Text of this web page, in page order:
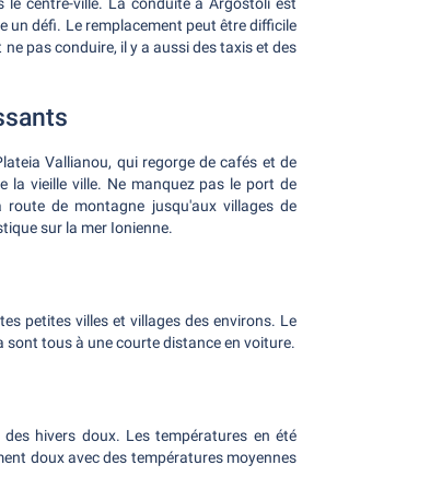
un défi. Le remplacement peut être difficile
pas conduire, il y a aussi des taxis et des
Vallianou, qui regorge de cafés et de
la vieille ville. Ne manquez pas le port de
de montagne jusqu'aux villages de
sur la mer Ionienne.
petites villes et villages des environs. Le
sont tous à une courte distance en voiture.
hivers doux. Les températures en été
doux avec des températures moyennes